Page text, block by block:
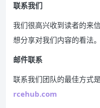
联系我们
我们很高兴收到读者的来
想分享对我们内容的看法。
邮件联系
联系我们团队的最佳方式
rcehub.com